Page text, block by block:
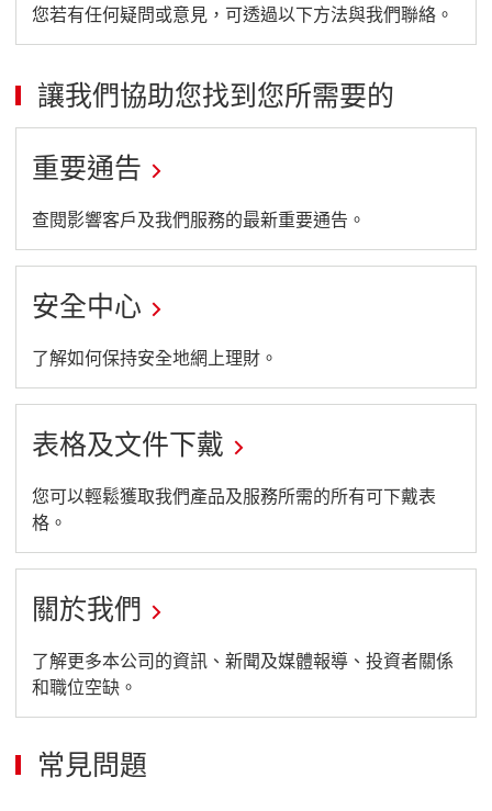
鏈
接
到
聯
絡
我
們
頁
您若有任何疑問或意見，可透過以下方法與我們聯絡。
讓我們協助您找到您所需要的
重要通告
鏈
接
到
重
要
通
頁
面
查閱影響客戶及我們服務的最新重要通告。
安全中心
鏈
接
到
安
全
中
心
頁
面
了解如何保持安全地網上理財。
表格及文件下戴
鏈
接
到
表
格
及
文
下
您可以輕鬆獲取我們產品及服務所需的所有可下戴表
格。
關於我們
鏈
接
關
了解更多本公司的資訊、新聞及媒體報導、投資者關係
和職位空缺。
常見問題